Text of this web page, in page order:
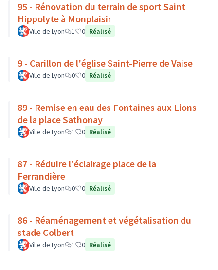
95 - Rénovation du terrain de sport Saint
Hippolyte à Monplaisir
Ville de Lyon 1 0 Réalisé
9 - Carillon de l'église Saint-Pierre de Vaise
Ville de Lyon 0 0 Réalisé
89 - Remise en eau des Fontaines aux Lions
de la place Sathonay
Ville de Lyon 1 0 Réalisé
87 - Réduire l'éclairage place de la
Ferrandière
Ville de Lyon 0 0 Réalisé
86 - Réaménagement et végétalisation du
stade Colbert
Ville de Lyon 1 0 Réalisé